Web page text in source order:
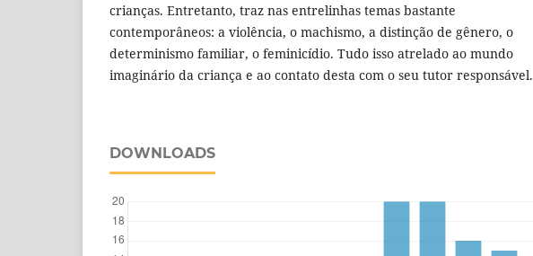
crianças. Entretanto, traz nas entrelinhas temas bastante
contemporâneos: a violência, o machismo, a distinção de gênero, o
determinismo familiar, o feminicídio. Tudo isso atrelado ao mundo
imaginário da criança e ao contato desta com o seu tutor responsável.
DOWNLOADS